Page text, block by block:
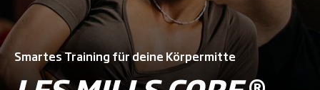
Smartes Training für deine Körpermitte